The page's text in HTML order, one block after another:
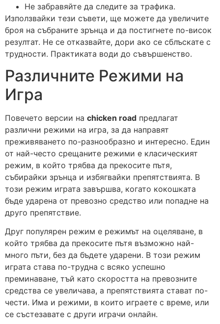
Не забравяйте да следите за трафика.
Използвайки тези съвети, ще можете да увеличите
броя на събраните зрънца и да постигнете по-висок
резултат. Не се отказвайте, дори ако се сблъскате с
трудности. Практиката води до съвършенство.
Различните Режими на
Игра
Повечето версии на chicken road предлагат
различни режими на игра, за да направят
преживяването по-разнообразно и интересно. Един
от най-често срещаните режими е класическият
режим, в който трябва да прекосите пътя,
събирайки зрънца и избягвайки препятствията. В
този режим играта завършва, когато кокошката
бъде ударена от превозно средство или попадне на
друго препятствие.
Друг популярен режим е режимът на оцеляване, в
който трябва да прекосите пътя възможно най-
много пъти, без да бъдете ударени. В този режим
играта става по-трудна с всяко успешно
преминаване, тъй като скоростта на превозните
средства се увеличава, а препятствията стават по-
чести. Има и режими, в които играете с време, или
се състезавате с други играчи онлайн.
Book Appointment Now
40+ Years of Experience
21 Point Checkup
100% Genuine Spareparts
24*7 Road Assistance
Whatsapp us
Call us